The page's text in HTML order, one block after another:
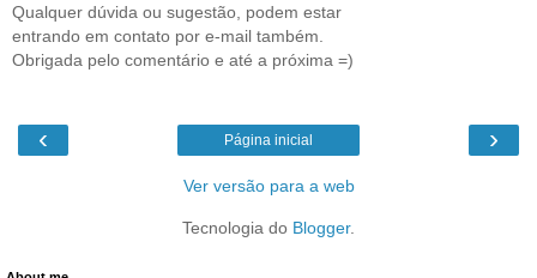
Qualquer dúvida ou sugestão, podem estar
entrando em contato por e-mail também.
Obrigada pelo comentário e até a próxima =)
‹ ›
Página inicial
Ver versão para a web
Tecnologia do Blogger.